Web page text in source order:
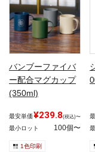
バンブーファイバ
ー配合マグカップ
(350ml)
最安単価¥239.8(税込)〜
最小ロット 100個〜
1色印刷